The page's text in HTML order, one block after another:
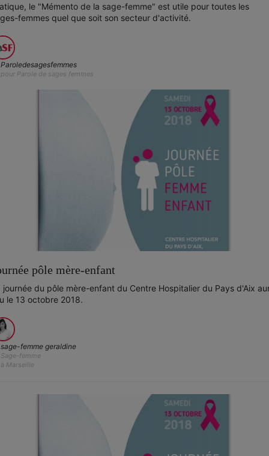
le "Mémento de la sage-femme" est utile pour toutes les
femmes quel que soit son secteur d'activité.
Paroledesagesfemmes
pour Parole de sages femmes
pôle mère-enfant
journée du pôle mère-enfant du Centre Hospitalier du Pays d'Aix
le 13 octobre 2018.
sage-femme geraldine
Sage-femme
à Marseille